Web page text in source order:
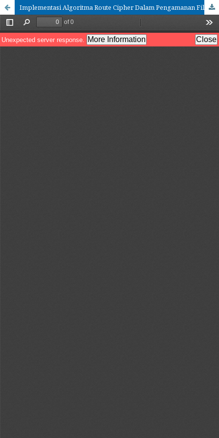
Implementasi Algoritma Route Cipher Dalam Pengamanan File PDF